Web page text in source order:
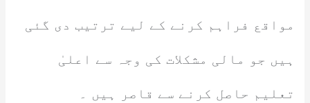
مواقع فراہم کرنے کے لیے ترتیب دی گئی
ہیں جو مالی مشکلات کی وجہ سے اعلیٰ
تعلیم حاصل کرنے سے قاصر ہیں ۔